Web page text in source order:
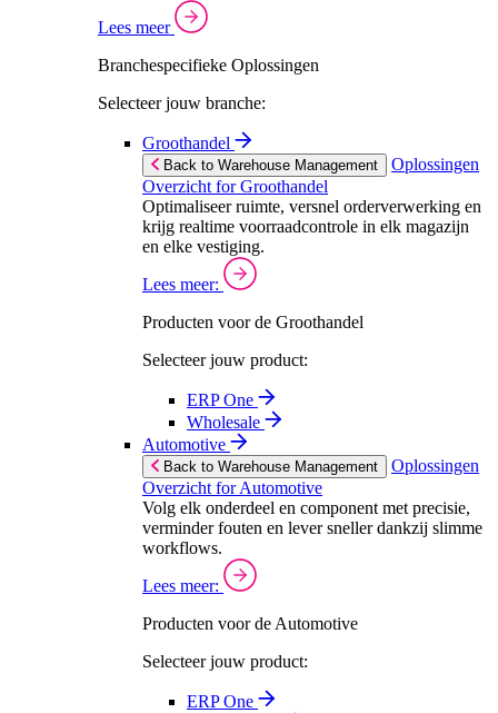
Lees meer
Branchespecifieke Oplossingen
Selecteer jouw branche:
Groothandel
Back to Warehouse Management
Oplossingen
Overzicht for Groothandel
Optimaliseer ruimte, versnel orderverwerking en
krijg realtime voorraadcontrole in elk magazijn
en elke vestiging.
Lees meer:
Producten voor de Groothandel
Selecteer jouw product:
ERP One
Wholesale
Automotive
Back to Warehouse Management
Oplossingen
Overzicht for Automotive
Volg elk onderdeel en component met precisie,
verminder fouten en lever sneller dankzij slimme
workflows.
Lees meer:
Producten voor de Automotive
Selecteer jouw product:
ERP One